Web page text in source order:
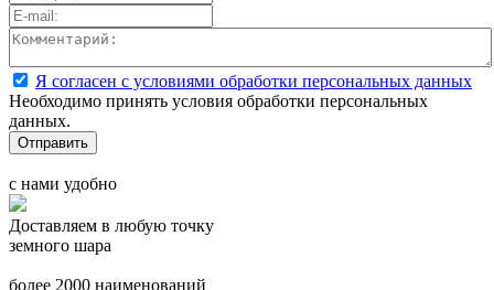
Я согласен с условиями обработки персональных данных
Необходимо принять условия обработки персональных
данных.
с нами удобно
Доставляем в любую точку
земного шара
более 2000 наименований